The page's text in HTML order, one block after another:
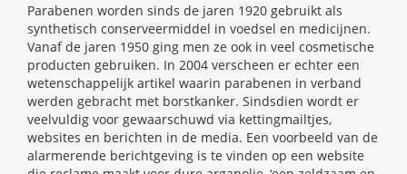
Parabenen worden sinds de jaren 1920 gebruikt als
synthetisch conserveermiddel in voedsel en medicijnen.
Vanaf de jaren 1950 ging men ze ook in veel cosmetische
producten gebruiken. In 2004 verscheen er echter een
wetenschappelijk artikel waarin parabenen in verband
werden gebracht met borstkanker. Sindsdien wordt er
veelvuldig voor gewaarschuwd via kettingmailtjes,
websites en berichten in de media. Een voorbeeld van de
alarmerende berichtgeving is te vinden op een website